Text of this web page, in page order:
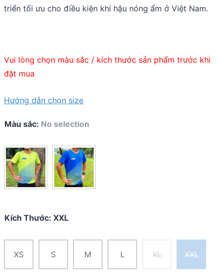
triển tối ưu cho điều kiện khí hậu nóng ẩm ở Việt Nam.
Vui lòng chọn màu sắc / kích thước sản phẩm trước khi
đặt mua
Hướng dẫn chọn size
Màu sắc: No selection
Kích Thước: XXL
XS S M L XL XXL